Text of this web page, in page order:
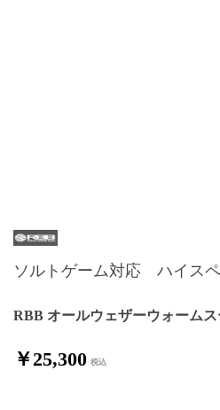
RBB オールウェザーウォームス
ソルトゲーム対応 ハイス
￥25,300